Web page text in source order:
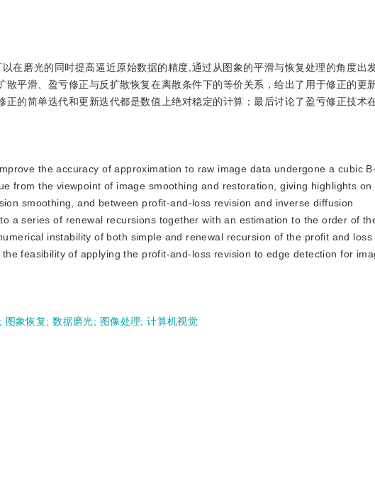
在磨光的同时提高逼近原始数据的精度,通过从图象的平滑与恢复处理的角度出
平滑、盈亏修正与反扩散恢复在离散条件下的等价关系，给出了用于修正的更
的简单迭代和更新迭代都是数值上绝对稳定的计算；最后讨论了盈亏修正技术
the accuracy of approximation to raw image data undergone a cubic
from the viewpoint of image smoothing and restoration, giving highlights on
smoothing, and between profit-and-loss revision and inverse diffusion
a series of renewal recursions together with an estimation to the order of
instability of both simple and renewal recursion of the profit and loss
feasibility of applying the profit-and-loss revision to edge detection for
; 图象恢复;数据磨光; 图像处理;计算机视觉